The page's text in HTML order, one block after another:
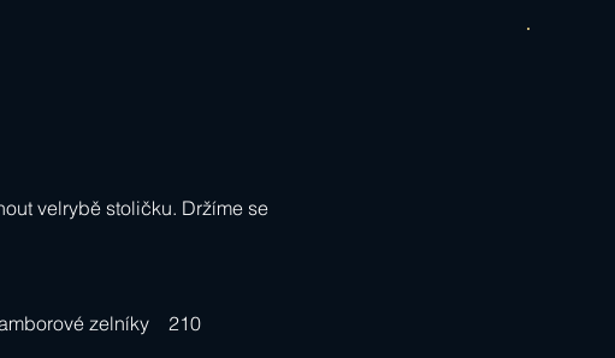
velrybě stoličku. Držíme se
zelníky    210